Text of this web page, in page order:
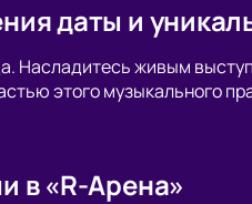
даты и
Насладитесь живым
этого музыкального
в «R-Арена»